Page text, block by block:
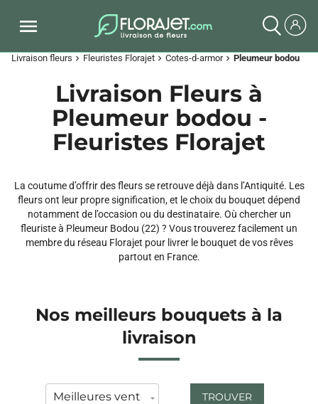
Livraison fleurs chevron_right Fleuristes Florajet chevron_right Cotes-d-armorchevron_right Pleumeur bodou
Livraison Fleurs à
Pleumeur bodou -
Fleuristes Florajet
La coutume d’offrir des fleurs se retrouve déjà dans l’Antiquité. Les
fleurs ont leur propre signification, et le choix du bouquet dépend
notamment de l’occasion ou du destinataire. Où chercher un
fleuriste à Pleumeur Bodou (22) ? Vous trouverez facilement un
membre du réseau Florajet pour livrer le bouquet de vos rêves
partout en France.
Nos meilleurs bouquets à la
livraison
TROUVER